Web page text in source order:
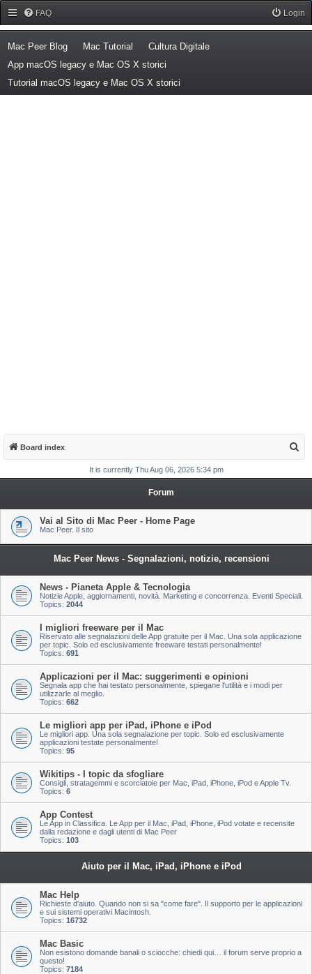
FAQ Login
Mac Peer Blog(Opens a new tab)
Mac Tutorial (Opens a new tab)
Cultura Digitale(Opens a new tab)
App macOS legacy e Mac OS X storici
Tutorial macOS legacy e Mac OS X storici
Board index
a
It is currently Thu Aug 06, 2026 5:34 pm
Forum
Vai al Sito di Mac Peer - Home Page
Mac Peer. Il sito
Mac Peer News - Segnalazioni, notizie, recensioni
News - Pianeta Apple & Tecnologia
Notizie Apple, aggiornamenti, novità. Marketing e concorrenza. Eventi Speciali.
Topics: 2044
I migliori freeware per il Mac
Riservato alle segnalazioni delle App gratuite per il Mac. Una sola applicazione
per topic. Solo ed esclusivamente freeware testati personalmente!
Topics: 691
Applicazioni per il Mac: suggerimenti e opinioni
Segnala app che hai testato personalmente, spiegane l'utilità e i modi per
utilizzarle al meglio.
Topics: 662
Le migliori app per iPad, iPhone e iPod
Le migliori app. Una sola segnalazione per topic. Solo ed esclusivamente
applicazioni testate personalmente!
Topics: 95
Wikitips - I topic da sfogliare
Consigli, stratagemmi e scorciatoie per Mac, iPad, iPhone, iPod e Apple Tv.
Topics: 6
App Contest
Le App in Classifica. Le App per il Mac, iPad, iPhone, iPod votate e recensite
dalla redazione e dagli utenti di Mac Peer
Topics: 103
Aiuto per il Mac, iPad, iPhone e iPod
Mac Help
Richieste d'aiuto. Quando non si sa "come fare". Il supporto per le applicazioni
e sui sistemi operativi Macintosh.
Topics: 16732
Mac Basic
Non esistono domande banali o sciocche: chiedi qui… il forum serve proprio a
questo!
Topics: 7184